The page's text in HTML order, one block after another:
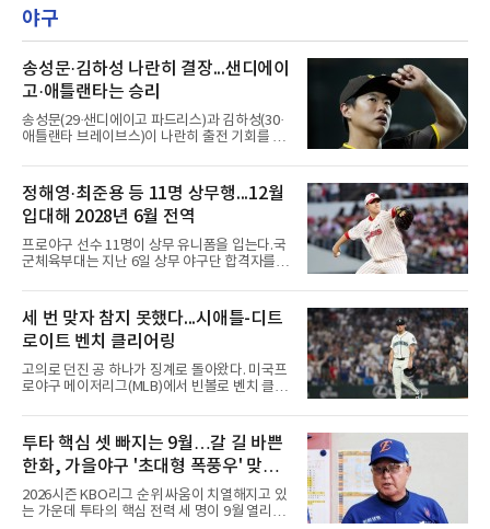
이 11번 홀에서 경기하고 있다.
야구
송성문·김하성 나란히 결장...샌디에이
고·애틀랜타는 승리
송성문(29·샌디에이고 파드리스)과 김하성(30·
애틀랜타 브레이브스)이 나란히 출전 기회를 잡
체이스필드에서 열린 애리조나 다이아몬드백스
와의 원정 경기에서 벤치를 지켰다. 전날 교체로
나서 1볼넷 1득점을 기록했으나 이날은 끝내 더
그아웃을 벗어나지 못했다. 시즌 성적은 55경기
타율 0.208(106타수 22안타), 1홈런, 15타점이
다. 팀은 애리조나를 5-1로 꺾고 서부지구 2위와
1경기 차로 좁혔다.김하성의 상황은 더 어렵다.
다. 지난 4일 부상자명단(IL)에서 해제돼 복귀했
지만 주전 경쟁에서 밀려난
정해영·최준용 등 11명 상무행...12월
입대해 2028년 6월 전역
프로야구 선수 11명이 상무 유니폼을 입는다.국
군체육부대는 지난 6일 상무 야구단 합격자를
10개 구단에 확인한 결과, KIA 타이거즈에서는
핵심 불펜 정해영과 우완 한재승, 내야수 윤도현
이 합격했다. 롯데 자이언츠는 오른손 불펜 최준
용과 이민석, 내야수 이호준 세 명이 이름을 올
렸고, 삼성 라이온즈에서도 좌완 이승현과 외야
수 함수호, 내야수 심재훈이 통보를 받았다.두산
베어스 투수 최지강과 키움 히어로즈 외야수 원
스, kt wiz에서는 합격자가 나오지 않았다.이들
은 올해 12월 입대해 2028
세 번 맞자 참지 못했다...시애틀-디트
로이트 벤치 클리어링
고의로 던진 공 하나가 징계로 돌아왔다. 미국프
로야구 메이저리그(MLB)에서 빈볼로 벤치 클리
이저리그 사무국은 7일(한국시간) 시애틀 매리
너스 불펜 투수 게이브 스파이어에게 3경기, 댄
윌슨 감독에게 1경기 출장 금지 처분을 내렸다.
두 사람에게는 공개되지 않은 벌금도 부과됐다.
발단은 전날 경기였다. 미국 워싱턴주 시애틀 T
모바일 파크에서 열린 디트로이트 타이거스전 8
회초, 2사 후 등판한 스파이어가 글라이버 토레
투타 핵심 셋 빠지는 9월…갈 길 바쁜
한화, 가을야구 '초대형 폭풍우' 맞는
다?
2026시즌 KBO리그 순위 싸움이 치열해지고 있
는 가운데 투타의 핵심 전력 세 명이 9월 열리는